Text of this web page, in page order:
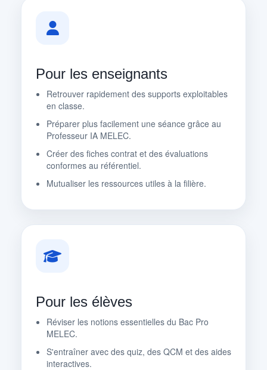
Pour les enseignants
Retrouver rapidement des supports exploitables
en classe.
Préparer plus facilement une séance grâce au
Professeur IA MELEC.
Créer des fiches contrat et des évaluations
conformes au référentiel.
Mutualiser les ressources utiles à la filière.
Pour les élèves
Réviser les notions essentielles du Bac Pro
MELEC.
S'entraîner avec des quiz, des QCM et des aides
interactives.